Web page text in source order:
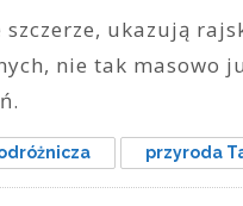
ukazują
nie tak masowo
przyroda